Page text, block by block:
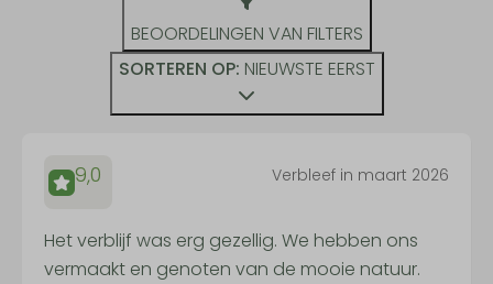
BEOORDELINGEN VAN FILTERS
SORTEREN OP: NIEUWSTE EERST
9,0 Verbleef in maart 2026
Het verblijf was erg gezellig. We hebben ons
vermaakt en genoten van de mooie natuur.